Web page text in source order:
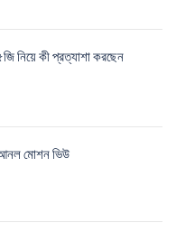
নিয়ে কী প্রত্যাশা করছেন
আনল মোশন ভিউ